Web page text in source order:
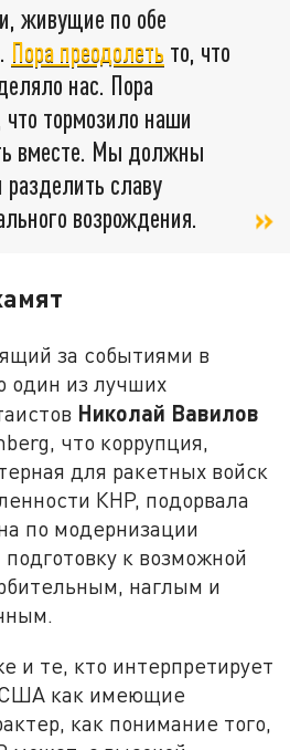
живущие по обе
Пора преодолеть то, что
нас. Пора
что тормозило наши
вместе. Мы должны
разделить славу
возрождения.
за событиями в
один из лучших
Николай Вавилов
что коррупция,
для ракетных войск
КНР, подорвала
по модернизации
к возможной
наглым и
и те, кто интерпретирует
США как имеющие
как понимание того,